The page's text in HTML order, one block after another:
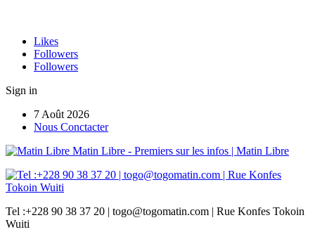
Likes
Followers
Followers
Sign in
7 Août 2026
Nous Conctacter
Matin Libre - Premiers sur les infos | Matin Libre
Tel :+228 90 38 37 20 | togo@togomatin.com | Rue Konfes Tokoin
Wuiti